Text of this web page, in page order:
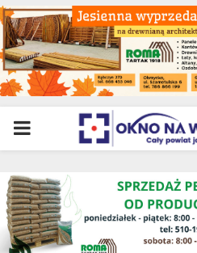
PRIMARY
MENU